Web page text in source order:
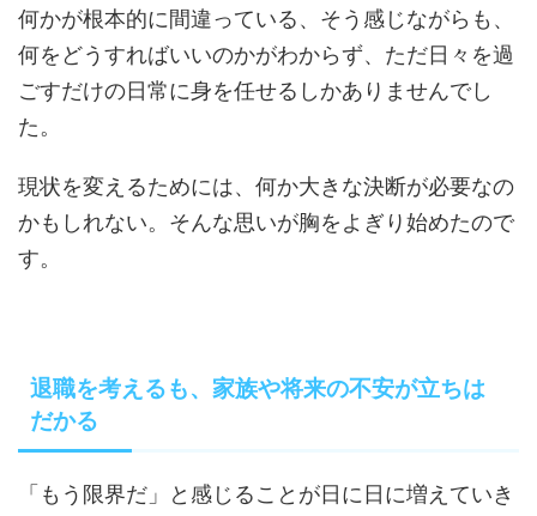
何かが根本的に間違っている、そう感じながらも、
何をどうすればいいのかがわからず、ただ日々を過
ごすだけの日常に身を任せるしかありませんでし
た。
現状を変えるためには、何か大きな決断が必要なの
かもしれない。そんな思いが胸をよぎり始めたので
す。
退職を考えるも、家族や将来の不安が立ちは
だかる
「もう限界だ」と感じることが日に日に増えていき